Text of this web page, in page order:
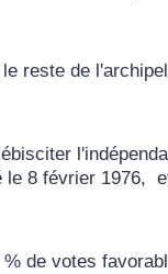
reste de
8 février
de votes